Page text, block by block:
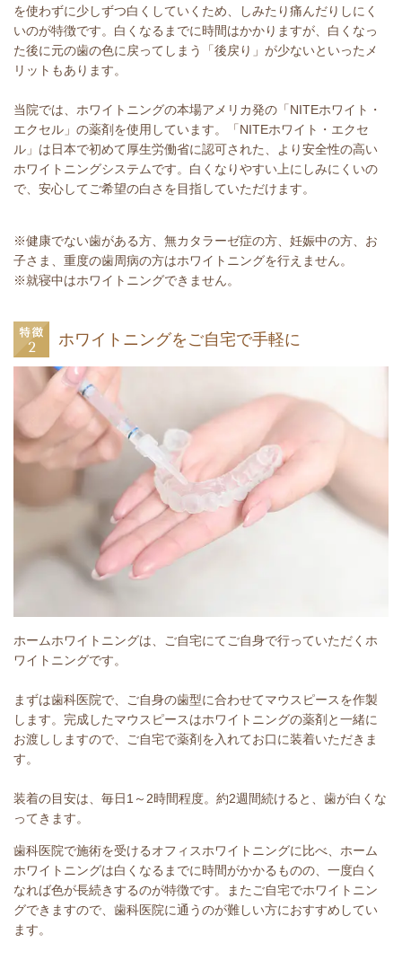
を使わずに少しずつ白くしていくため、しみたり痛んだりしにく
いのが特徴です。白くなるまでに時間はかかりますが、白くなっ
た後に元の歯の色に戻ってしまう「後戻り」が少ないといったメ
リットもあります。
当院では、ホワイトニングの本場アメリカ発の「NITEホワイト・
エクセル」の薬剤を使用しています。「NITEホワイト・エクセ
ル」は日本で初めて厚生労働省に認可された、より安全性の高い
ホワイトニングシステムです。白くなりやすい上にしみにくいの
で、安心してご希望の白さを目指していただけます。
※健康でない歯がある方、無カタラーゼ症の方、妊娠中の方、お
子さま、重度の歯周病の方はホワイトニングを行えません。
※就寝中はホワイトニングできません。
ホワイトニングをご自宅で手軽に
ホームホワイトニングは、ご自宅にてご自身で行っていただくホ
ワイトニングです。
まずは歯科医院で、ご自身の歯型に合わせてマウスピースを作製
します。完成したマウスピースはホワイトニングの薬剤と一緒に
お渡ししますので、ご自宅で薬剤を入れてお口に装着いただきま
す。
装着の目安は、毎日1～2時間程度。約2週間続けると、歯が白くな
ってきます。
歯科医院で施術を受けるオフィスホワイトニングに比べ、ホーム
ホワイトニングは白くなるまでに時間がかかるものの、一度白く
なれば色が長続きするのが特徴です。またご自宅でホワイトニン
グできますので、歯科医院に通うのが難しい方におすすめしてい
ます。